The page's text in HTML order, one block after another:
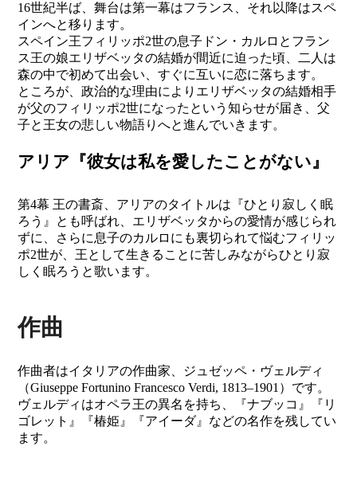
16世紀半ば、舞台は第一幕はフランス、それ以降はスペ
インへと移ります。
スペイン王フィリッポ2世の息子ドン・カルロとフラン
ス王の娘エリザベッタの結婚が間近に迫った頃、二人は
森の中で初めて出会い、すぐに互いに恋に落ちます。
ところが、政治的な理由によりエリザベッタの結婚相手
が父のフィリッポ2世になったという知らせが届き、父
子と王女の悲しい物語りへと進んでいきます。
アリア『彼女は私を愛したことがない』
第4幕 王の書斎、アリアのタイトルは『ひとり寂しく眠
ろう』とも呼ばれ、エリザベッタからの愛情が感じられ
ずに、さらに息子のカルロにも裏切られて悩むフィリッ
ポ2世が、王として生きることに苦しみながらひとり寂
しく眠ろうと歌います。
作曲
作曲者はイタリアの作曲家、ジュゼッペ・ヴェルディ
（Giuseppe Fortunino Francesco Verdi, 1813–1901）です。
ヴェルディはオペラ王の異名を持ち、『ナブッコ』『リ
ゴレット』『椿姫』『アイーダ』などの名作を残してい
ます。